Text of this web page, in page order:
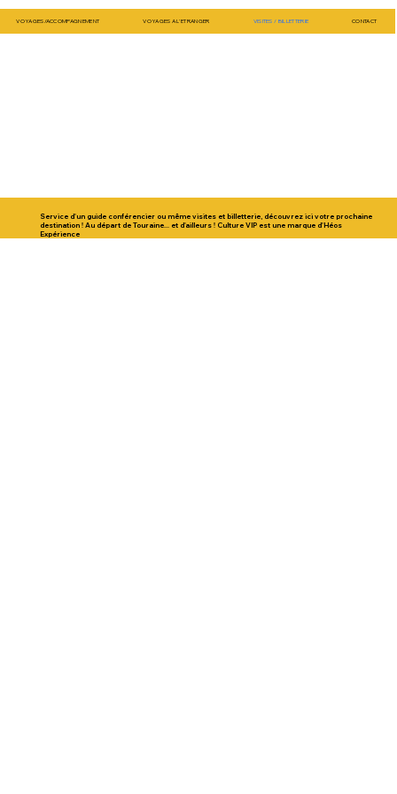
VOYAGES/ACCOMPAGNEMENT VOYAGES A L'ETRANGER VISITES / BILLETTERIE CONTACT
Service d'un guide conférencier ou même visites et billetterie, découvrez ici votre prochaine
destination ! Au départ de Touraine... et d'ailleurs ! Culture VIP est une marque d'Héos
Expérience